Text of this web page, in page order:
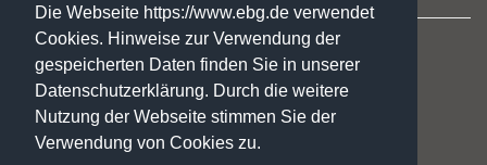
Die Webseite https://www.ebg.de verwendet
Cookies. Hinweise zur Verwendung der
gespeicherten Daten finden Sie in unserer
Datenschutzerklärung. Durch die weitere
Nutzung der Webseite stimmen Sie der
Verwendung von Cookies zu.
Kursangebote